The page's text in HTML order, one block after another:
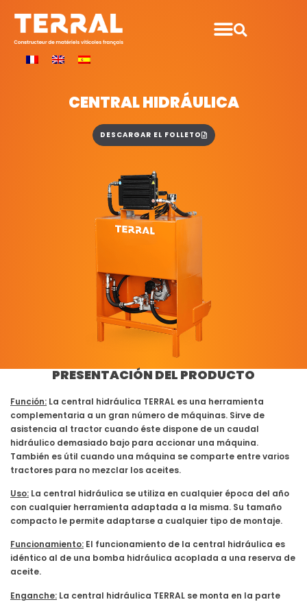
CENTRAL HIDRÁULICA
DESCARGAR EL FOLLETO
PRESENTACIÓN DEL PRODUCTO
Función: La central hidráulica TERRAL es una herramienta
complementaria a un gran número de máquinas. Sirve de
asistencia al tractor cuando éste dispone de un caudal
hidráulico demasiado bajo para accionar una máquina.
También es útil cuando una máquina se comparte entre varios
tractores para no mezclar los aceites.
Uso: La central hidráulica se utiliza en cualquier época del año
con cualquier herramienta adaptada a la misma. Su tamaño
compacto le permite adaptarse a cualquier tipo de montaje.
Funcionamiento: El funcionamiento de la central hidráulica es
idéntico al de una bomba hidráulica acoplada a una reserva de
aceite.
Enganche: La central hidráulica TERRAL se monta en la parte